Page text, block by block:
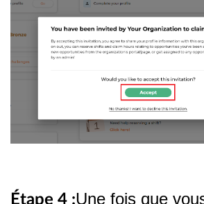
Étape 4 :Une fois que